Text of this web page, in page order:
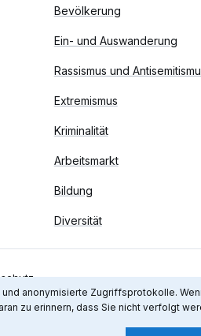
anonymisierte Zugriffsprotokolle.
zu erinnern, dass Sie nicht verfolgt
Bevölkerung
Ein- und Auswanderung
Rassismus und
Extremismus
Kriminalität
Arbeitsmarkt
Bildung
Diversität